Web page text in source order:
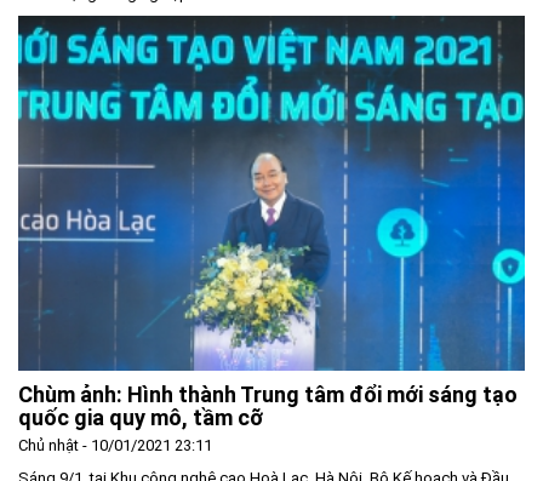
Môi trường
Quy hoạch - Xây dựng
Ưu đãi đầu tư
Văn bản khác
Chùm ảnh: Hình thành Trung tâm đổi mới sáng tạo
quốc gia quy mô, tầm cỡ
Chủ nhật - 10/01/2021 23:11